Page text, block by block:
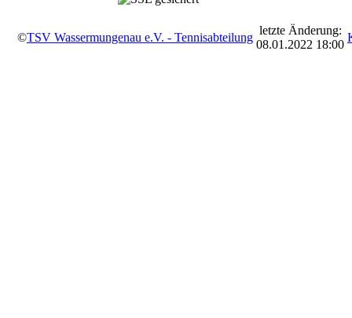
©TSV Wassermungenau e.V. - Tennisabteilung
letzte Änderung:
08.01.2022 18:00